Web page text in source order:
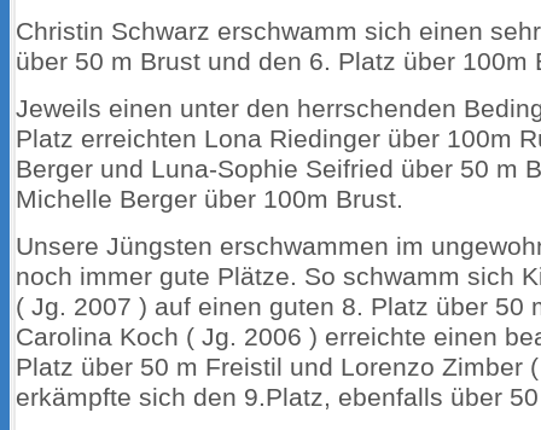
Christin Schwarz erschwamm sich einen
über 50 m Brust und den 6. Platz über 100m
Jeweils einen unter den herrschenden
Platz erreichten Lona Riedinger über 100m
Berger und Luna-Sophie Seifried über 50 m
Michelle Berger über 100m Brust.
Unsere Jüngsten erschwammen im
noch immer gute Plätze. So schwamm sich
( Jg. 2007 ) auf einen guten 8. Platz über 50
Carolina Koch ( Jg. 2006 ) erreichte einen
Platz über 50 m Freistil und Lorenzo Zimber
erkämpfte sich den 9.Platz, ebenfalls über